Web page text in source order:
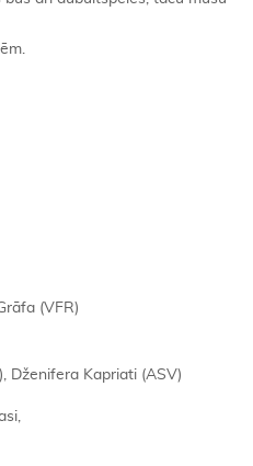
(VFR)
Dženifera Kapriati (ASV)